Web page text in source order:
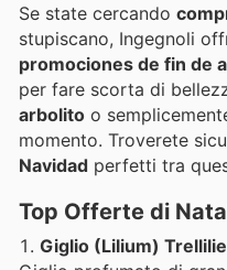
Se state cercando
stupiscano, Ingegnoli
promociones de fin de
per fare scorta di
arbolito o
momento. Troverete
Navidad perfetti tra
Top Offerte di
Giglio (Lilium)